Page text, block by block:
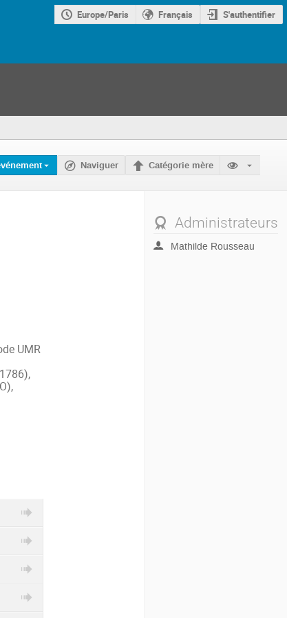
Europe/Paris Français S'authentifier
Naviguer Catégorie mère
UMR
Administrateurs
Mathilde Rousseau